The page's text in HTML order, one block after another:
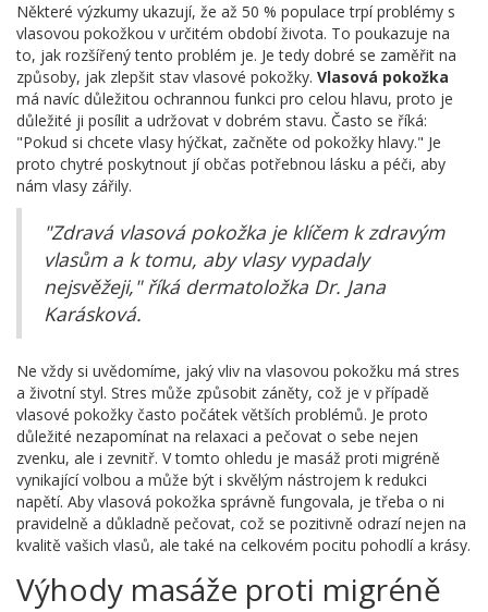
Některé výzkumy ukazují, že až 50 % populace trpí problémy s
vlasovou pokožkou v určitém období života. To poukazuje na
to, jak rozšířený tento problém je. Je tedy dobré se zaměřit na
způsoby, jak zlepšit stav vlasové pokožky. Vlasová pokožka
má navíc důležitou ochrannou funkci pro celou hlavu, proto je
důležité ji posílit a udržovat v dobrém stavu. Často se říká:
"Pokud si chcete vlasy hýčkat, začněte od pokožky hlavy." Je
proto chytré poskytnout jí občas potřebnou lásku a péči, aby
nám vlasy zářily.
"Zdravá vlasová pokožka je klíčem k zdravým
vlasům a k tomu, aby vlasy vypadaly
nejsvěžeji," říká dermatoložka Dr. Jana
Karásková.
Ne vždy si uvědomíme, jaký vliv na vlasovou pokožku má stres
a životní styl. Stres může způsobit záněty, což je v případě
vlasové pokožky často počátek větších problémů. Je proto
důležité nezapomínat na relaxaci a pečovat o sebe nejen
zvenku, ale i zevnitř. V tomto ohledu je masáž proti migréně
vynikající volbou a může být i skvělým nástrojem k redukci
napětí. Aby vlasová pokožka správně fungovala, je třeba o ni
pravidelně a důkladně pečovat, což se pozitivně odrazí nejen na
kvalitě vašich vlasů, ale také na celkovém pocitu pohodlí a krásy.
Výhody masáže proti migréně